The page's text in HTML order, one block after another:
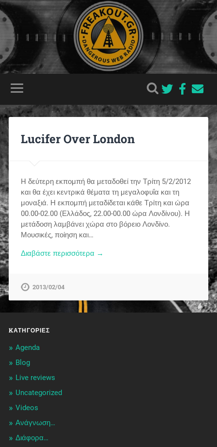
Lucifer Over London
H δεύτερη εκπομπή θα μεταδοθεί την Τρίτη 5/2/2012
και θα έχει κεντρικά θέματα τη μεγαλοφυΐα και τη
μοναξιά. Η εκπομπή μεταδίδεται κάθε Τρίτη και ώρα
00.00-02.00 (Ελλάδος, 22.00-00.00 ώρα Λονδίνου). Η
μετάδοση λαμβάνει χώρα στο βόρειο Λονδίνο.
Μουσικές, ποίηση και…
Διαβάστε περισσότερα →
2013/02/04
KΑΤΗΓΟΡΊΕΣ
Agenda
Blog
Live reviews
Uncategorized
Videos
Ανάγνωση…
Διάφορα…